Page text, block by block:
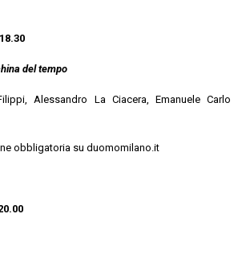
del tempo
Alessandro La Ciacera, Emanuele Carlo
obbligatoria su duomomilano.it